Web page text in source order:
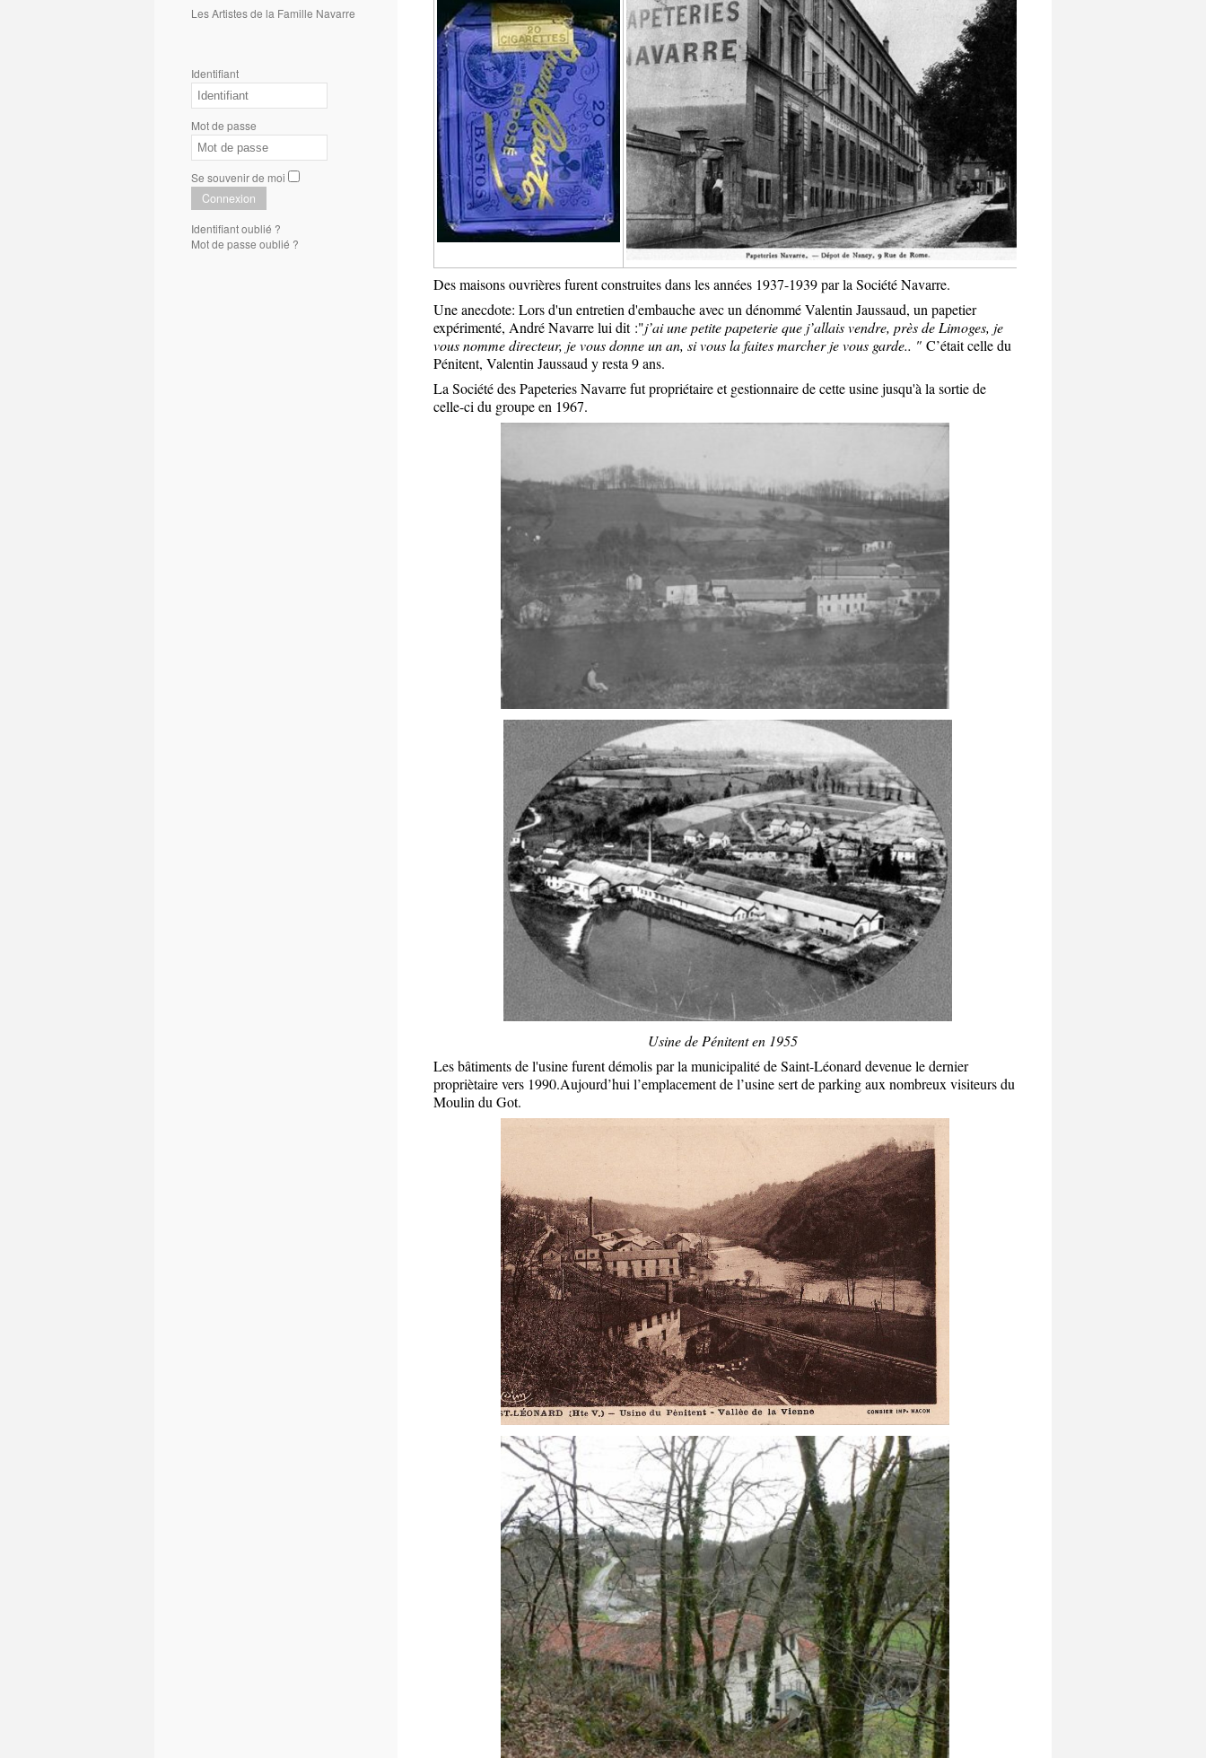
Les Artistes de la Famille Navarre
Identifiant
Mot de passe
Se souvenir de moi
Connexion
Identifiant oublié ?
Mot de passe oublié ?
Des maisons ouvrières furent construites dans les années 1937-1939 par la Société Navarre.
Une anecdote: Lors d'un entretien d'embauche avec un dénommé Valentin Jaussaud, un papetier
expérimenté, André Navarre lui dit :"j’ai une petite papeterie que j’allais vendre, près de Limoges, je
vous nomme directeur, je vous donne un an, si vous la faites marcher je vous garde.. " C’était celle du
Pénitent, Valentin Jaussaud y resta 9 ans.
La Société des Papeteries Navarre fut propriétaire et gestionnaire de cette usine jusqu'à la sortie de
celle-ci du groupe en 1967.
Usine de Pénitent en 1955
Les bâtiments de l'usine furent démolis par la municipalité de Saint-Léonard devenue le dernier
propriètaire vers 1990.Aujourd’hui l’emplacement de l’usine sert de parking aux nombreux visiteurs du
Moulin du Got.